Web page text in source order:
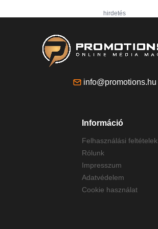
hirdetés
info@promotions.hu
Információ
Felhasználási feltételek
Rólunk
Impresszum
Adatvédelem
Cookie használat